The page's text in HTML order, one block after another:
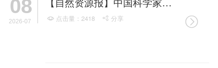
08
2026-07  点击量：2418  分享 